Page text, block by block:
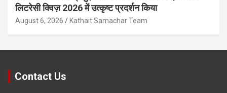
लिटरेसी क्विज़ 2026 में उत्कृष्ट प्रदर्शन किया
August 6, 2026 Kathait Samachar Team
Contact Us